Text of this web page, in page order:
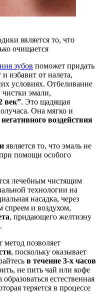
является то, что
очищается
зубов поможет придать
избавит от налета,
условиях. Отбеливание
эмали,
век”. Это щадящая
Она мягко и
негативного воздействия
является то, что эмаль не
помощи особого
лечебным чистящим
технологии на
насадка, через
спреем и воздухом,
, придающего желтизну
метод позволяет
, поскольку оказывает
в течение 3-х часов
не пить чай или кофе
естественная
теряется в процессе